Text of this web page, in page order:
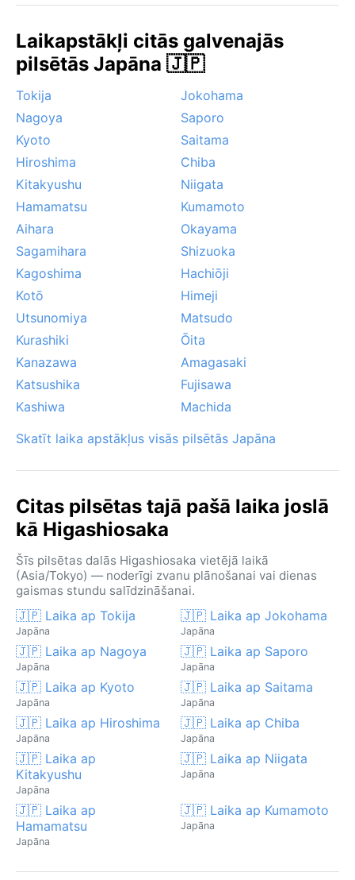
Zīmīga parādība ir vasaras beigās un rudens sākumā
vēja brāzmas. Arī lietus sezonā (cuju) valsts ziemeļos
gaisa mitrums ir nomācošs. Tomēr pilsētas
vieta, kur pat lietainā dienā jūtams Japānas ritms.
Laikapstākļi citās galvenajās
pilsētās Japāna 🇯🇵
Tokija
Jokohama
Nagoya
Saporo
Kyoto
Saitama
Hiroshima
Chiba
Kitakyushu
Niigata
Hamamatsu
Kumamoto
Aihara
Okayama
Sagamihara
Shizuoka
Kagoshima
Hachiōji
Kotō
Himeji
Utsunomiya
Matsudo
Kurashiki
Ōita
Kanazawa
Amagasaki
Katsushika
Fujisawa
Kashiwa
Machida
Skatīt laika apstākļus visās pilsētās Japāna
Citas pilsētas tajā pašā laika joslā
kā Higashiosaka
Šīs pilsētas dalās Higashiosaka vietējā laikā
(Asia/Tokyo) — noderīgi zvanu plānošanai vai dienas
gaismas stundu salīdzināšanai.
🇯🇵 Laika ap Tokija
Japāna
🇯🇵 Laika ap Jokohama
Japāna
🇯🇵 Laika ap Nagoya
Japāna
🇯🇵 Laika ap Saporo
Japāna
🇯🇵 Laika ap Kyoto
Japāna
🇯🇵 Laika ap Saitama
Japāna
🇯🇵 Laika ap Hiroshima
Japāna
🇯🇵 Laika ap Chiba
Japāna
🇯🇵 Laika ap
Kitakyushu
Japāna
🇯🇵 Laika ap Niigata
Japāna
🇯🇵 Laika ap
Hamamatsu
Japāna
🇯🇵 Laika ap Kumamoto
Japāna